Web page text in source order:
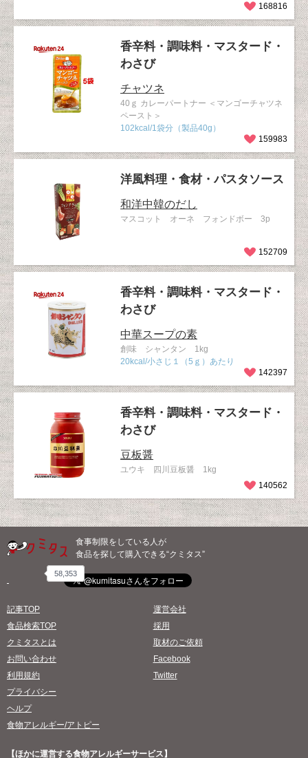
168816
香辛料・調味料・マスタード・
わさび
チャツネ
40ｇ カレーパートナー ＜マンゴーチャツネ
ペースト＞
102kcal/1袋分（製品40g）
159983
洋風料理・食材・パスタソース
和洋中韓のだし
マスコット オーネ フォンドボー 3p
152709
香辛料・調味料・マスタード・
わさび
中華スープの素
創味 シャンタン 1kg
20kcal/小さじ１（5ｇ）あたり
142397
香辛料・調味料・マスタード・
わさび
豆板醤
ユウキ 四川豆板醤 1kg
140562
食事制限をしている人が
食品を探して購入できる“クミタス”
58,353
記事TOP
食品検索TOP
クミタスとは
お問い合わせ
利用規約
プライバシー
ヘルプ
食物アレルギー/アトピー
運営会社
採用
取材のご依頼
Facebook
Twitter
【ほかに運営する食物アレルギーサービス】